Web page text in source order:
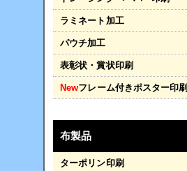
ラミネート加工
パウチ加工
表彰状・賞状印刷
Newフレーム付きポスター印刷
布製品
ターポリン印刷